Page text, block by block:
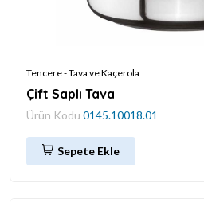
Tencere - Tava ve Kaçerola
Çift Saplı Tava
Ürün Kodu 0145.10018.01
Sepete Ekle